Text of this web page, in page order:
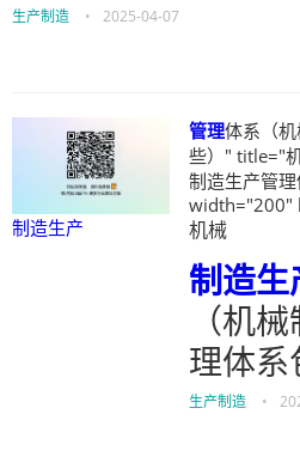
生产制造 • 2025-04-07
制造生产
管理体系（
些）" title="
制造生产管
width="200"
机械
制造生
（机
理体系
生产制造 •